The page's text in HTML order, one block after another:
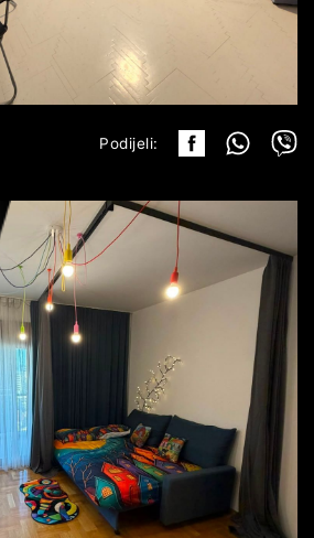
Podijeli: